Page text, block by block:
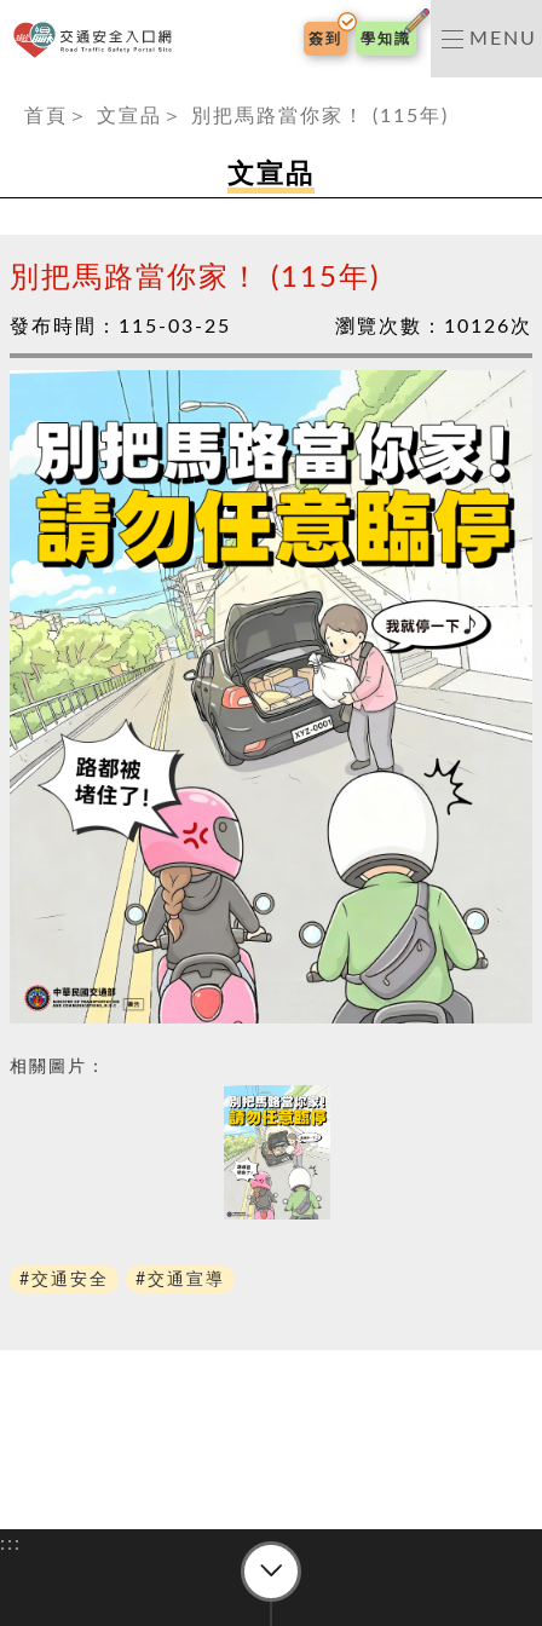
交通安全入口網
簽到 學知識 MENU
首頁 ＞ 文宣品 ＞ 別把馬路當你家！ (115年)
文宣品
別把馬路當你家！ (115年)
發布時間： 115-03-25 瀏覽次數： 10126次
相關圖片：
#交通安全 #交通宣導
:::